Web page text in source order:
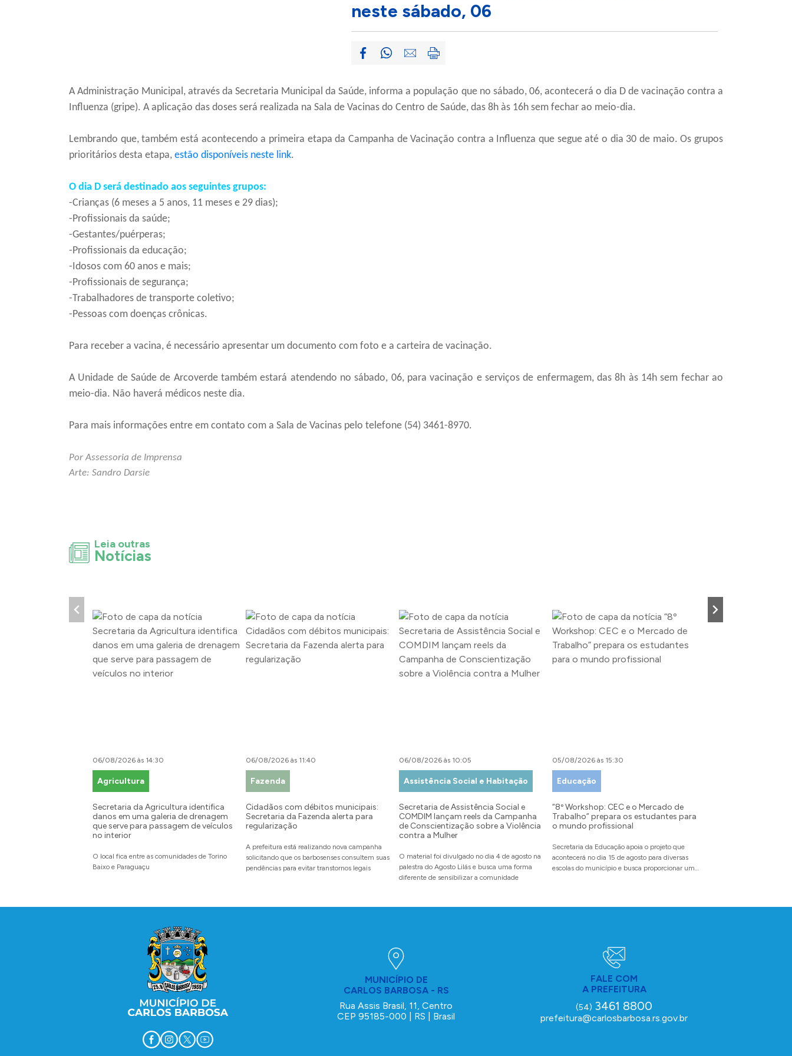
neste sábado, 06
A Administração Municipal, através da Secretaria Municipal da Saúde, informa a população que no sábado, 06, acontecerá o dia D de vacinação contra a
Influenza (gripe). A aplicação das doses será realizada na Sala de Vacinas do Centro de Saúde, das 8h às 16h sem fechar ao meio-dia.
Lembrando que, também está acontecendo a primeira etapa da Campanha de Vacinação contra a Influenza que segue até o dia 30 de maio. Os grupos
prioritários desta etapa, estão disponíveis neste link.
O dia D será destinado aos seguintes grupos:
-Crianças (6 meses a 5 anos, 11 meses e 29 dias);
-Profissionais da saúde;
-Gestantes/puérperas;
-Profissionais da educação;
-Idosos com 60 anos e mais;
-Profissionais de segurança;
-Trabalhadores de transporte coletivo;
-Pessoas com doenças crônicas.
Para receber a vacina, é necessário apresentar um documento com foto e a carteira de vacinação.
A Unidade de Saúde de Arcoverde também estará atendendo no sábado, 06, para vacinação e serviços de enfermagem, das 8h às 14h sem fechar ao
meio-dia. Não haverá médicos neste dia.
Para mais informações entre em contato com a Sala de Vacinas pelo telefone (54) 3461-8970.
Por Assessoria de Imprensa
Arte: Sandro Darsie
Leia outras
Notícias
06/08/2026 às 14:30
Agricultura
Secretaria da Agricultura identifica
danos em uma galeria de drenagem
que serve para passagem de veículos
no interior
O local fica entre as comunidades de Torino
Baixo e Paraguaçu
06/08/2026 às 11:40
Fazenda
Cidadãos com débitos municipais:
Secretaria da Fazenda alerta para
regularização
A prefeitura está realizando nova campanha
solicitando que os barbosenses consultem suas
pendências para evitar transtornos legais
06/08/2026 às 10:05
Assistência Social e Habitação
Secretaria de Assistência Social e
COMDIM lançam reels da Campanha
de Conscientização sobre a Violência
contra a Mulher
O material foi divulgado no dia 4 de agosto na
palestra do Agosto Lilás e busca uma forma
diferente de sensibilizar a comunidade
05/08/2026 às 15:30
Educação
“8º Workshop: CEC e o Mercado de
Trabalho” prepara os estudantes para
o mundo profissional
Secretaria da Educação apoia o projeto que
acontecerá no dia 15 de agosto para diversas
escolas do município e busca proporcionar um
MUNICÍPIO DE
CARLOS BARBOSA - RS
Rua Assis Brasil, 11, Centro
CEP 95185-000 | RS | Brasil
FALE COM
A PREFEITURA
(54) 3461 8800
prefeitura@carlosbarbosa.rs.gov.br